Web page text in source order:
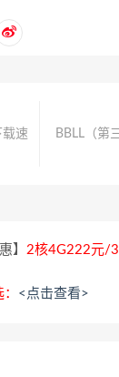
速
BBLL（第
】 2核4G222元/
<点击查看>